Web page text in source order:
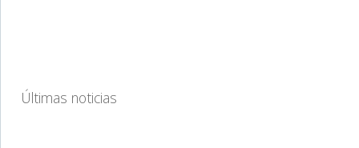
Últimas noticias